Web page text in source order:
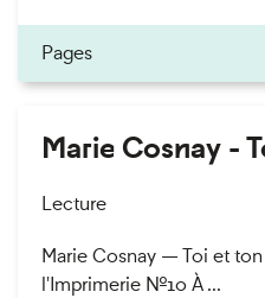
Pages
Marie Cosnay -
Lecture
Marie Cosnay — Toi et
l'Imprimerie n°10 À ...